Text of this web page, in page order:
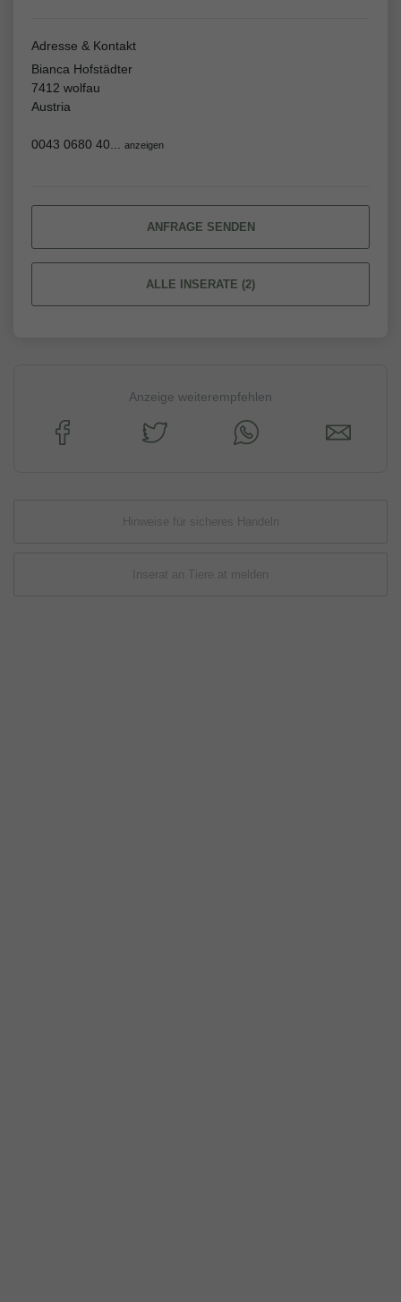
Adresse & Kontakt
Bianca Hofstädter
7412 wolfau
Austria
0043 0680 40... anzeigen
ANFRAGE SENDEN
ALLE INSERATE (2)
Anzeige weiterempfehlen
Hinweise für sicheres Handeln
Inserat an Tiere.at melden